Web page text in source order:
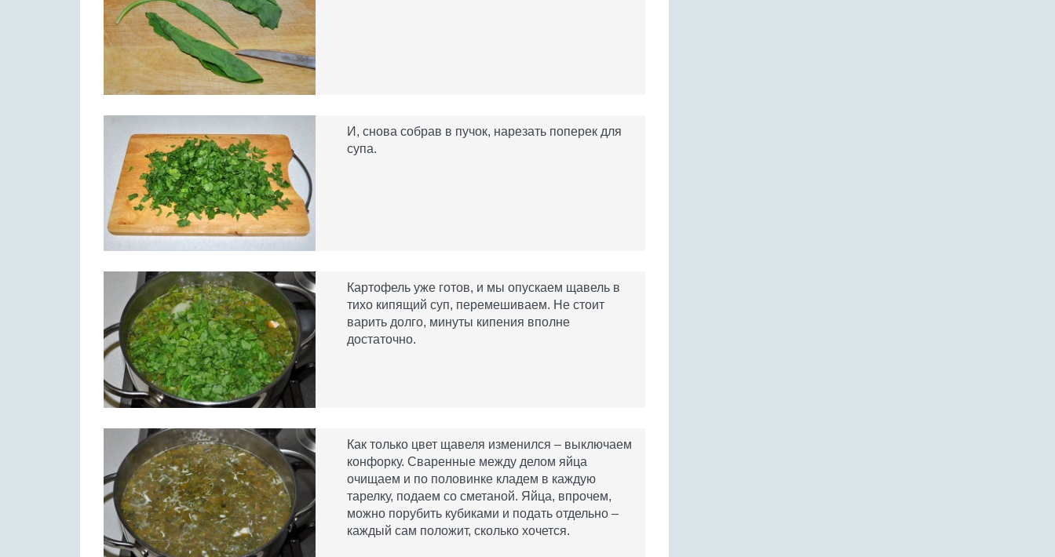
И, снова собрав в пучок, нарезать поперек для
супа.
Картофель уже готов, и мы опускаем щавель в
тихо кипящий суп, перемешиваем. Не стоит
варить долго, минуты кипения вполне
достаточно.
Как только цвет щавеля изменился – выключаем
конфорку. Сваренные между делом яйца
очищаем и по половинке кладем в каждую
тарелку, подаем со сметаной. Яйца, впрочем,
можно порубить кубиками и подать отдельно –
каждый сам положит, сколько хочется.